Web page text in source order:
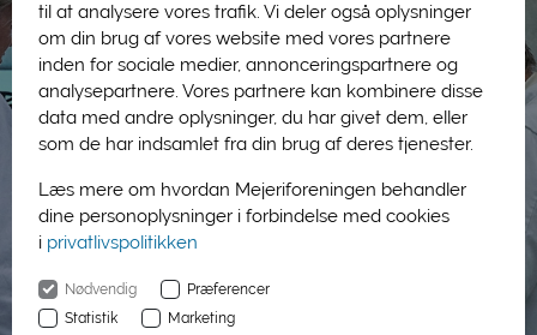
til at analysere vores trafik. Vi deler også oplysninger
om din brug af vores website med vores partnere
inden for sociale medier, annonceringspartnere og
analysepartnere. Vores partnere kan kombinere disse
data med andre oplysninger, du har givet dem, eller
som de har indsamlet fra din brug af deres tjenester.
Læs mere om hvordan Mejeriforeningen behandler
dine personoplysninger i forbindelse med cookies
i privatlivspolitikken
Nødvendig
Præferencer
Statistik
Marketing